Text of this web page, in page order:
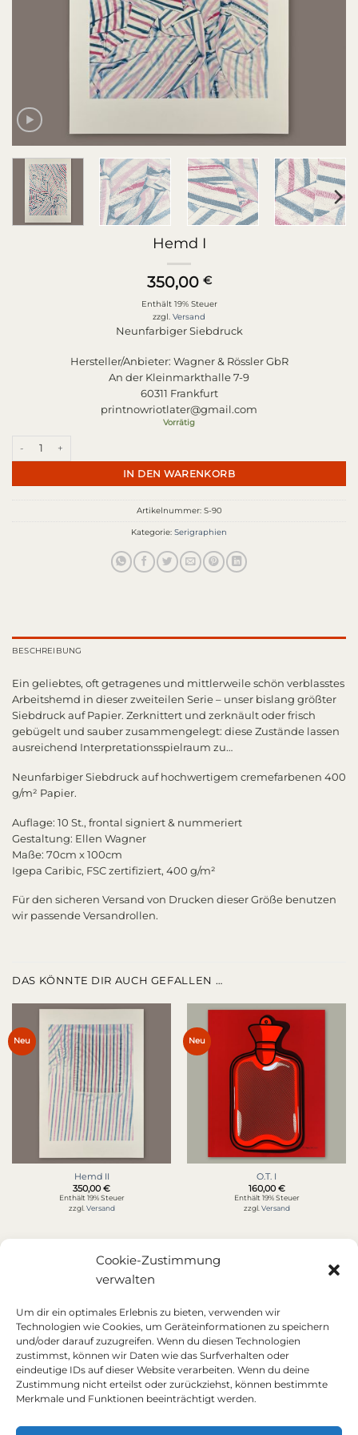
Cookie-Zustimmung
verwalten
Um dir ein optimales Erlebnis zu bieten, verwenden wir
Technologien wie Cookies, um Geräteinformationen zu speichern
und/oder darauf zuzugreifen. Wenn du diesen Technologien
zustimmst, können wir Daten wie das Surfverhalten oder
eindeutige IDs auf dieser Website verarbeiten. Wenn du deine
Zustimmung nicht erteilst oder zurückziehst, können bestimmte
Merkmale und Funktionen beeinträchtigt werden.
Hemd I
350,00 €
Enthält 19% Steuer
zzgl. Versand
Neunfarbiger Siebdruck
Hersteller/Anbieter: Wagner & Rössler GbR
An der Kleinmarkthalle 7-9
60311 Frankfurt
printnowriotlater@gmail.com
Vorrätig
Hemd I Menge
IN DEN WARENKORB
Artikelnummer: S-90
Kategorie: Serigraphien
BESCHREIBUNG
Ein geliebtes, oft getragenes und mittlerweile schön verblasstes
Arbeitshemd in dieser zweiteilen Serie – unser bislang größter
Siebdruck auf Papier. Zerknittert und zerknäult oder frisch
gebügelt und sauber zusammengelegt: diese Zustände lassen
ausreichend Interpretationsspielraum zu…
Neunfarbiger Siebdruck auf hochwertigem cremefarbenen 400
g/m² Papier.
Auflage: 10 St., frontal signiert & nummeriert
Gestaltung: Ellen Wagner
Maße: 70cm x 100cm
Igepa Caribic, FSC zertifiziert, 400 g/m²
Für den sicheren Versand von Drucken dieser Größe benutzen
wir passende Versandrollen.
DAS KÖNNTE DIR AUCH GEFALLEN …
Neu
Hemd II
350,00€
Enthält 19% Steuer
zzgl. Versand
Neu
O.T. I
160,00€
Enthält 19% Steuer
zzgl. Versand
160,00€